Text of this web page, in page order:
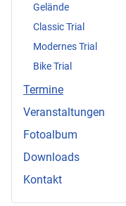
Gelände
Classic Trial
Modernes Trial
Bike Trial
Termine
Veranstaltungen
Fotoalbum
Downloads
Kontakt